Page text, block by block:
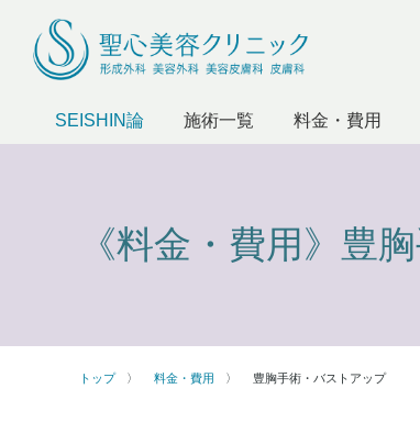
SEISHIN論 施術一覧 料金・費用
《料金・費用》 豊
トップ 料金・費用 豊胸手術・バストアップ